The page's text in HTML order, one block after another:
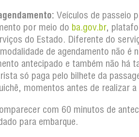
Veículos de passeio
por meio do ba.gov.br,
do Estado. Diferente do
de agendamento não é
antecipado e também não há
só paga pelo bilhete da
momentos antes de realizar
com 60 minutos de
para embarque.